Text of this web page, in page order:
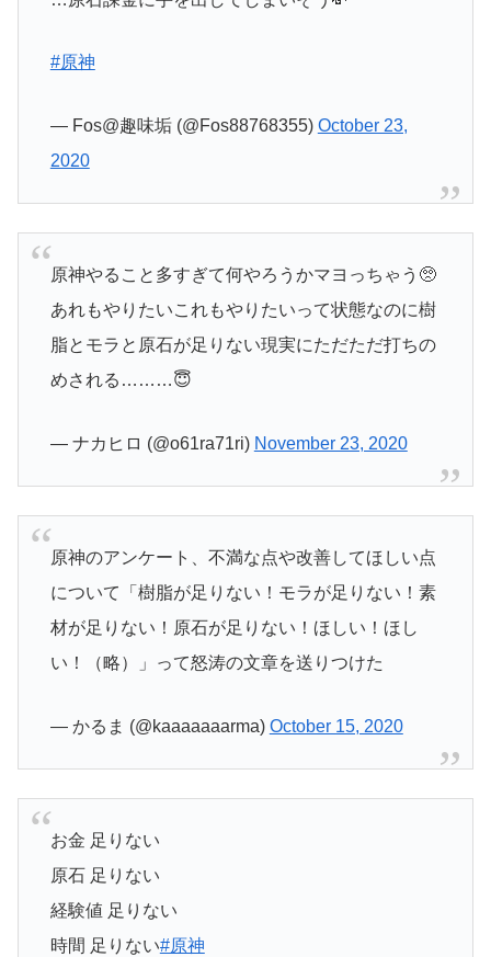
#原神
— Fos@趣味垢 (@Fos88768355) October 23,
2020
原神やること多すぎて何やろうかマヨっちゃう🥺
あれもやりたいこれもやりたいって状態なのに樹
脂とモラと原石が足りない現実にただただ打ちの
めされる………😇
— ナカヒロ (@o61ra71ri) November 23, 2020
原神のアンケート、不満な点や改善してほしい点
について「樹脂が足りない！モラが足りない！素
材が足りない！原石が足りない！ほしい！ほし
い！（略）」って怒涛の文章を送りつけた
— かるま (@kaaaaaaarma) October 15, 2020
お金 足りない
原石 足りない
経験値 足りない
時間 足りない#原神